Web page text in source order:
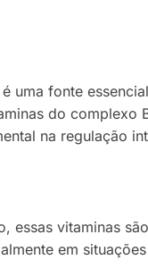
é uma fonte
do complexo
na regulação
essas vitaminas
em